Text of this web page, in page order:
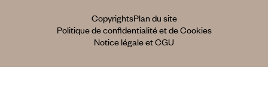
CopyrightsPlan du site
Politique de confidentialité et de Cookies
Notice légale et CGU